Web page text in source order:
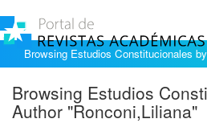
Browsing Estudios Constitucionales
Browsing Estudios
Author "Ronconi,Liliana"